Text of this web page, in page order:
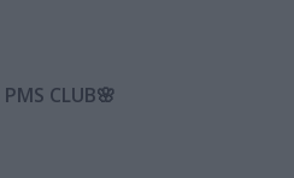
PMS CLUB🌸